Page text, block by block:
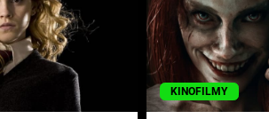
KINOFILMY